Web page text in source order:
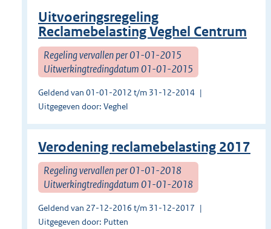
Uitvoeringsregeling
Reclamebelasting Veghel Centrum
Regeling vervallen per 01-01-2015
Uitwerkingtredingdatum 01-01-2015
Geldend van 01-01-2012 t/m 31-12-2014
Uitgegeven door: Veghel
Verodening reclamebelasting 2017
Regeling vervallen per 01-01-2018
Uitwerkingtredingdatum 01-01-2018
Geldend van 27-12-2016 t/m 31-12-2017
Uitgegeven door: Putten